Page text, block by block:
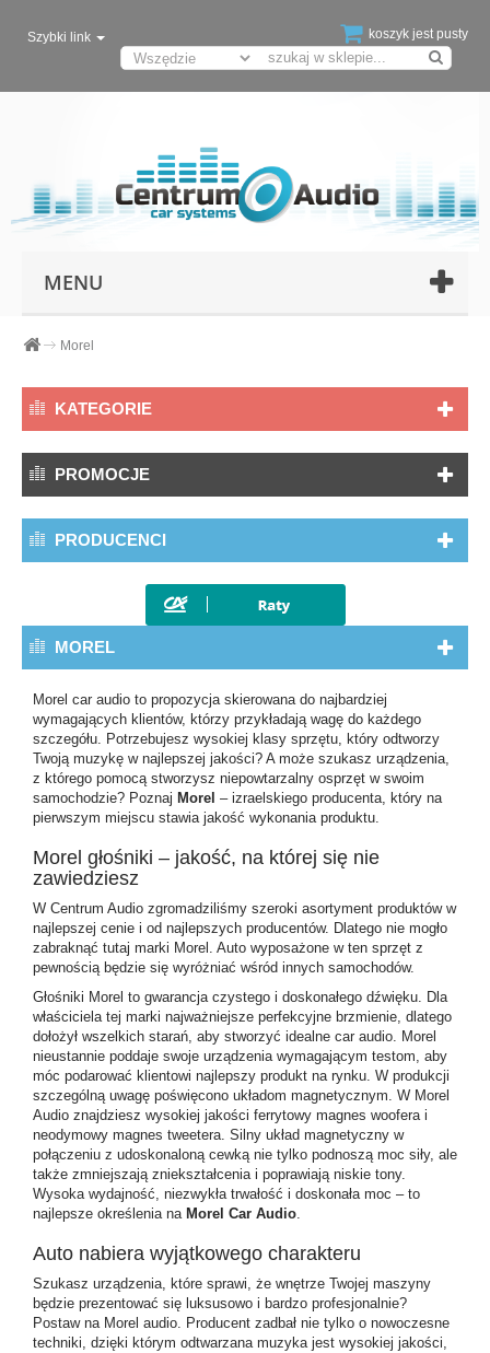
koszyk jest pusty
Szybki link
MENU
Morel
KATEGORIE
PROMOCJE
PRODUCENCI
MOREL
Morel car audio to propozycja skierowana do najbardziej
wymagających klientów, którzy przykładają wagę do każdego
szczegółu. Potrzebujesz wysokiej klasy sprzętu, który odtworzy
Twoją muzykę w najlepszej jakości? A może szukasz urządzenia,
z którego pomocą stworzysz niepowtarzalny osprzęt w swoim
samochodzie? Poznaj Morel – izraelskiego producenta, który na
pierwszym miejscu stawia jakość wykonania produktu.
Morel głośniki – jakość, na której się nie
zawiedziesz
W Centrum Audio zgromadziliśmy szeroki asortyment produktów w
najlepszej cenie i od najlepszych producentów. Dlatego nie mogło
zabraknąć tutaj marki Morel . Auto wyposażone w ten sprzęt z
pewnością będzie się wyróżniać wśród innych samochodów.
Głośniki Morel to gwarancja czystego i doskonałego dźwięku. Dla
właściciela tej marki najważniejsze perfekcyjne brzmienie, dlatego
dołożył wszelkich starań, aby stworzyć idealne car audio. Morel
nieustannie poddaje swoje urządzenia wymagającym testom, aby
móc podarować klientowi najlepszy produkt na rynku. W produkcji
szczególną uwagę poświęcono układom magnetycznym. W Morel
Audio znajdziesz wysokiej jakości ferrytowy magnes woofera i
neodymowy magnes tweetera. Silny układ magnetyczny w
połączeniu z udoskonaloną cewką nie tylko podnoszą moc siły, ale
także zmniejszają zniekształcenia i poprawiają niskie tony.
Wysoka wydajność, niezwykła trwałość i doskonała moc – to
najlepsze określenia na Morel Car Audio.
Auto nabiera wyjątkowego charakteru
Szukasz urządzenia, które sprawi, że wnętrze Twojej maszyny
będzie prezentować się luksusowo i bardzo profesjonalnie?
Postaw na Morel audio. Producent zadbał nie tylko o nowoczesne
techniki, dzięki którym odtwarzana muzyka jest wysokiej jakości,